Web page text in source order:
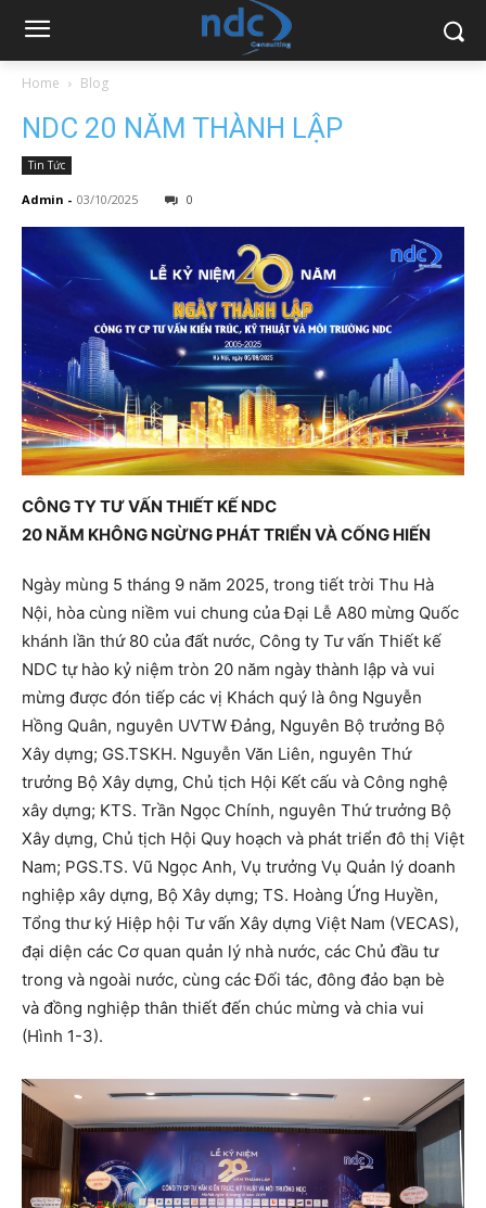
Home Blog
NDC 20 NĂM THÀNH LẬP
Tin Tức
Admin - 03/10/2025 0
CÔNG TY TƯ VẤN THIẾT KẾ NDC
20 NĂM KHÔNG NGỪNG PHÁT TRIỂN VÀ CỐNG HIẾN
Ngày mùng 5 tháng 9 năm 2025, trong tiết trời Thu Hà
Nội, hòa cùng niềm vui chung của Đại Lễ A80 mừng Quốc
khánh lần thứ 80 của đất nước, Công ty Tư vấn Thiết kế
NDC tự hào kỷ niệm tròn 20 năm ngày thành lập và vui
mừng được đón tiếp các vị Khách quý là ông Nguyễn
Hồng Quân, nguyên UVTW Đảng, Nguyên Bộ trưởng Bộ
Xây dựng; GS.TSKH. Nguyễn Văn Liên, nguyên Thứ
trưởng Bộ Xây dựng, Chủ tịch Hội Kết cấu và Công nghệ
xây dựng; KTS. Trần Ngọc Chính, nguyên Thứ trưởng Bộ
Xây dựng, Chủ tịch Hội Quy hoạch và phát triển đô thị Việt
Nam; PGS.TS. Vũ Ngọc Anh, Vụ trưởng Vụ Quản lý doanh
nghiệp xây dựng, Bộ Xây dựng; TS. Hoàng Ứng Huyền,
Tổng thư ký Hiệp hội Tư vấn Xây dựng Việt Nam (VECAS),
đại diện các Cơ quan quản lý nhà nước, các Chủ đầu tư
trong và ngoài nước, cùng các Đối tác, đông đảo bạn bè
và đồng nghiệp thân thiết đến chúc mừng và chia vui
(Hình 1-3).